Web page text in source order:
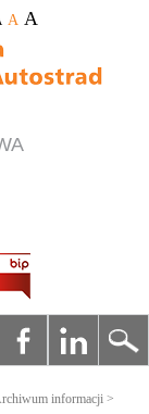
A A
informacji >